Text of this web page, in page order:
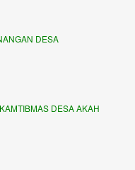
DESA
DESA AKAH